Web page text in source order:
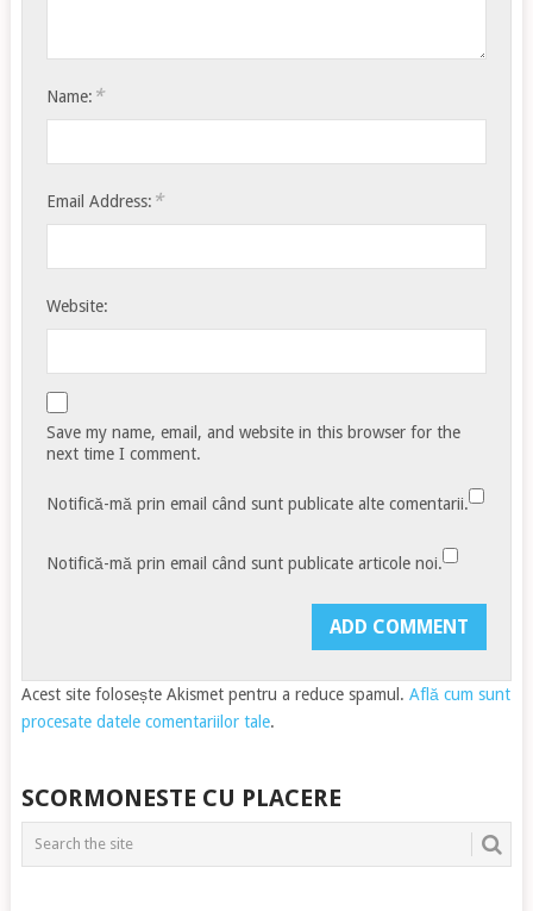
Name: *
Email Address: *
Website:
Save my name, email, and website in this browser for the
next time I comment.
Notifică-mă prin email când sunt publicate alte comentarii.
Notifică-mă prin email când sunt publicate articole noi.
Acest site folosește Akismet pentru a reduce spamul. Află cum sunt
procesate datele comentariilor tale.
SCORMONESTE CU PLACERE